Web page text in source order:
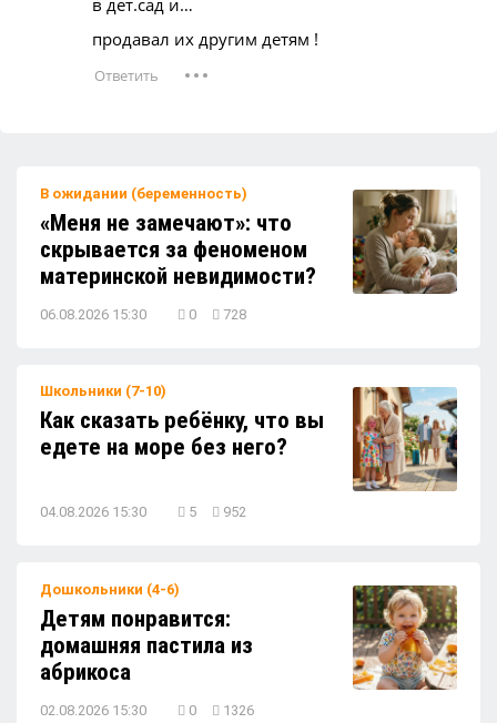
Детям понравится: кабачковые
оладушки — солнечно, вкусно и полезно!
Песок в сандалиях после прогулки — уход
за обувью и быстрая уборка
продавал их другим детям !
В ожидании (беременность)
«Меня не замечают»: что
скрывается за феноменом
материнской невидимости?
06.08.2026 15:30 0 728
Школьники (7-10)
Как сказать ребёнку, что вы
едете на море без него?
04.08.2026 15:30 5 952
Дошкольники (4-6)
Детям понравится:
домашняя пастила из
абрикоса
02.08.2026 15:30 0 1326